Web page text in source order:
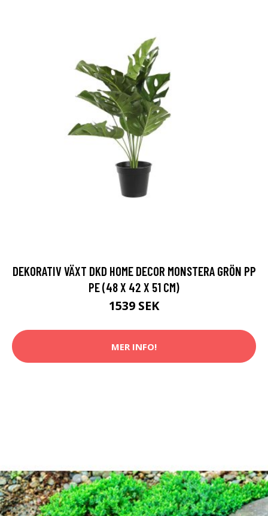
DEKORATIV VÄXT DKD HOME DECOR MONSTERA GRÖN PP
PE (48 X 42 X 51 CM)
1539 SEK
MER INFO!